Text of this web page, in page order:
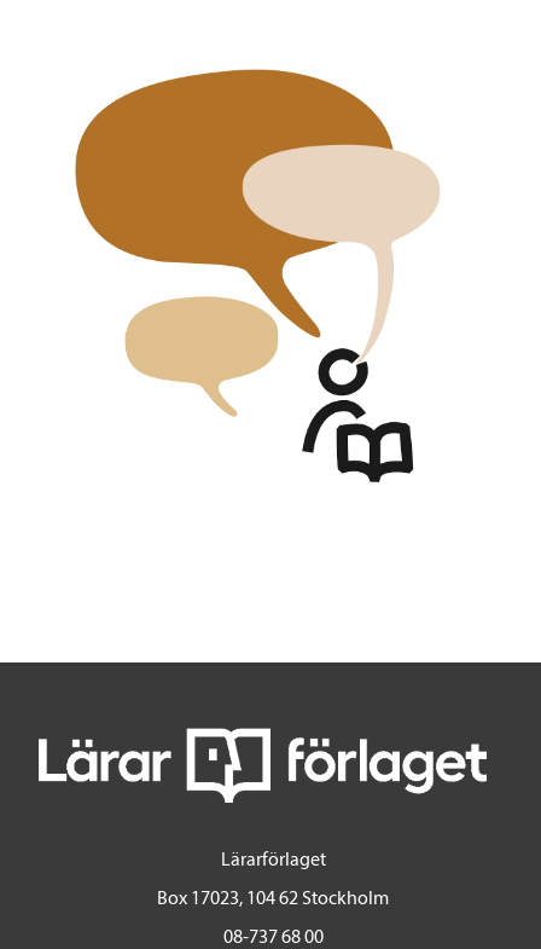
Lärarförlaget
Box 17023, 104 62 Stockholm
08-737 68 00